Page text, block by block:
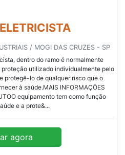
/ MOGI DAS CRUZES - SP
dentro do ramo é normalmente
utilizado individualmente pelo
protegê-lo de qualquer risco que o
à saúde.MAIS INFORMAÇÕES
equipamento tem como função
e a prote&...
agora